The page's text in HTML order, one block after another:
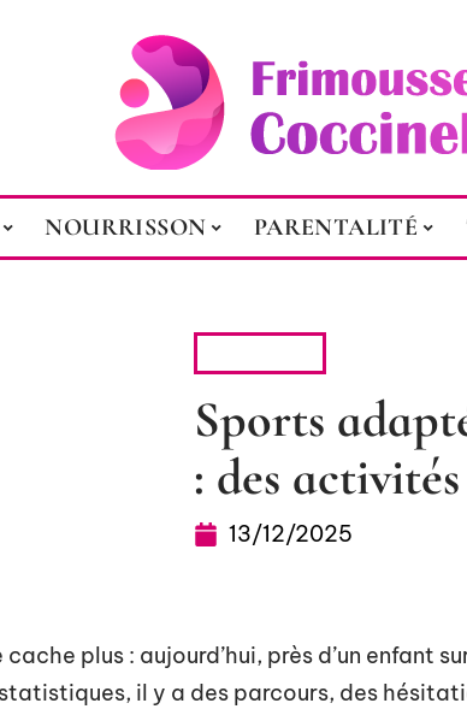
NOURRISSON PARENTALITÉ
Sports
: des
13/12/2025
plus : aujourd’hui, près d’un enfant
il y a des parcours, des